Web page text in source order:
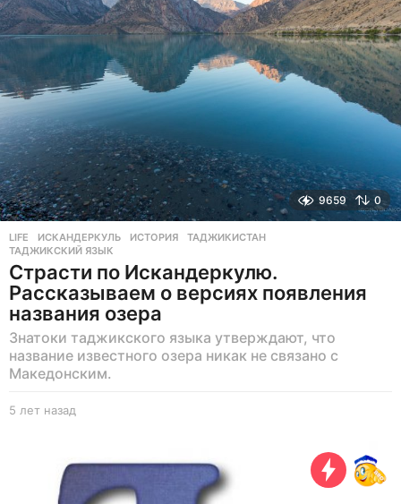
а
д
9659 0
LIFE ИСКАНДЕРКУЛЬ ,ИСТОРИЯ ,ТАДЖИКИСТАН
ТАДЖИКСКИЙ ЯЗЫК
Страсти по Искандеркулю.
Рассказываем о версиях появления
названия озера
Знатоки таджикского языка утверждают, что
название известного озера никак не связано с
Македонским.
5 лет назад
т